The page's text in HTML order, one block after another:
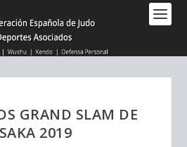
GRAND SLAM DE
2019